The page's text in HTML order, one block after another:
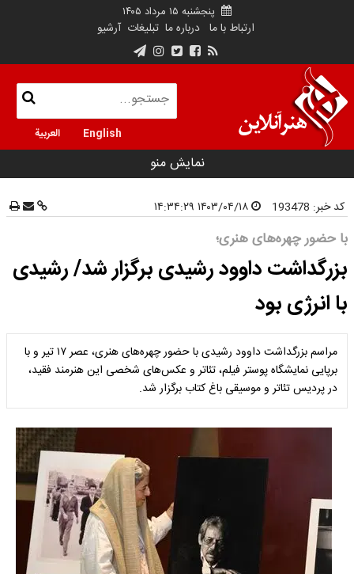
پنجشنبه ۱۵ مرداد ۱۴۰۵
ارتباط با ما درباره ما تبلیغات آرشیو
English العربية
نمایش منو
کد خبر: 193478
با حضور چهره‌های هنری؛
بزرگداشت داوود رشیدی برگزار شد/ رشیدی
با انرژی بود
مراسم بزرگداشت داوود رشیدی با حضور چهره‌های هنری، عصر ۱۷ تیر و با
برپایی نمایشگاه پوستر فیلم، تئاتر و عکس‌های شخصی این هنرمند فقید،
در پردیس تئاتر و موسیقی باغ کتاب برگزار شد.